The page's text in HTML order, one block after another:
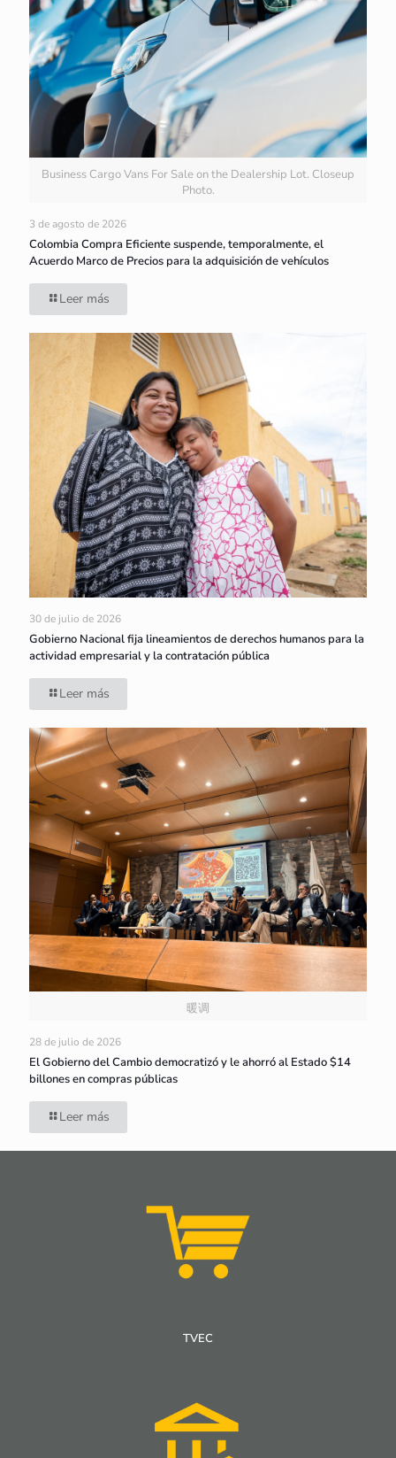
Business Cargo Vans For Sale on the Dealership Lot. Closeup
Photo.
3 de agosto de 2026
Colombia Compra Eficiente suspende, temporalmente, el
Acuerdo Marco de Precios para la adquisición de vehículos
Leer más
30 de julio de 2026
Gobierno Nacional fija lineamientos de derechos humanos para la
actividad empresarial y la contratación pública
Leer más
暖调
28 de julio de 2026
El Gobierno del Cambio democratizó y le ahorró al Estado $14
billones en compras públicas
Leer más
TVEC